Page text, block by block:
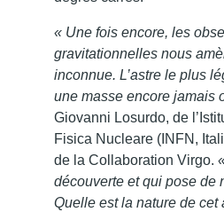
« Une fois encore, les
gravitationnelles nous
inconnue. L’astre le plus
une masse encore jamais
Giovanni Losurdo, de
Fisica Nucleare (INFN,
de la Collaboration Virgo.
découverte et qui pose de
Quelle est la nature de cet